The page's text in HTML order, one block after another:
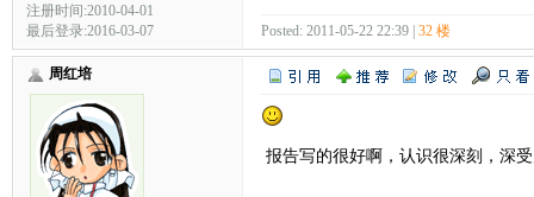
注册时间:2010-04-01
最后登录:2016-03-07
Posted: 2011-05-22 22:39 | 32 楼
周红培
报告写的很好啊，认识很深刻，深